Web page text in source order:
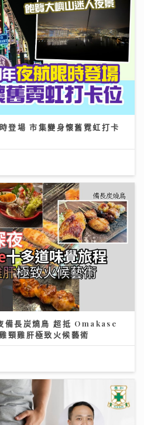
登場 市集變身懷舊霓虹打卡
備長炭燒鳥 超抵 Omakase
頸雞肝極致火候藝術